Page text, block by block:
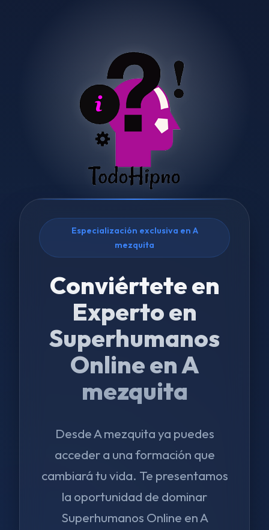
Especialización exclusiva en A
mezquita
Conviértete en
Experto en
Superhumanos
Online en A
mezquita
Desde A mezquita ya puedes
acceder a una formación que
cambiará tu vida. Te presentamos
la oportunidad de dominar
Superhumanos Online en A